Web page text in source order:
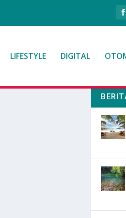
LIFESTYLE DIGITAL